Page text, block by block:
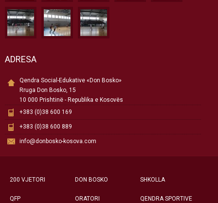
ADRESA
Qendra Social-Edukative «Don Bosko»
Rruga Don Bosko, 15
10 000 Prishtinë - Republika e Kosovës
+383 (0)38 600 169
+383 (0)38 600 889
info@donbosko-kosova.com
200 VJETORI DON BOSKO SHKOLLA
QFP ORATORI QENDRA SPORTIVE